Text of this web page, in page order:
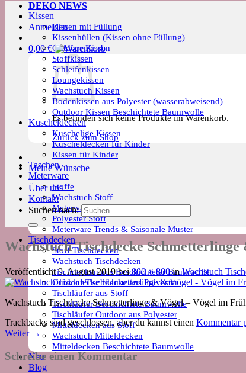
Kissen
Kissen mit Füllung
Kissenhüllen (Kissen ohne Füllung)
Outdoor Kissen
Stoffkissen
Schleifenkissen
Loungekissen
Wachstuch Kissen
Bodenkissen aus Polyester (wasserabweisend)
Outdoor Kissen Beschichtete Baumwolle
Kuscheldecken
Kuschelige Kissen
Kuscheldecken für Kinder
Kissen für Kinder
Taschen
Meterware
Stoffe
Wachstuch Stoff
Meterware Beschichtete Baumwolle
Polyester Stoff
Meterware Trends & Saisonale Muster
Tischdecken
Stoff Tischdecken
Wachstuch Tischdecken
Tischdecken aus Beschichteter Baumwolle
Outdoor Tischdecke aus Polyester
Tischläufer aus Stoff
Tischläufer Beschichtete Baumwolle
Tischläufer Outdoor aus Polyester
Mitteldecken aus Stoff
Wachstuch Mitteldecken
Mitteldecken Beschichtete Baumwolle
Neu
Blog
DEKO NEWS
Anmelden
0,00€
Es befinden sich keine Produkte im Warenkorb.
Zurück zum Shop
Meine Wünsche
Über uns
Kontakt
Suchen nach:
Wachstuch Tischdecke
Veröffentlicht9. August 2019bei800 × 800inWachstuch
Wachstuch Tischdecke Schmetterlinge & Vögel – Vögel im
Trackbacks sind geschlossen, aber du kannst einen Kommentar
Weiter →
Schreibe einen Kommentar